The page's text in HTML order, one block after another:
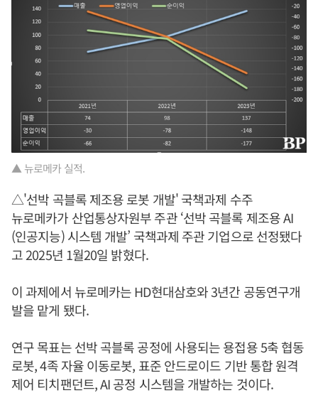
▲ 뉴로메카 실적.
△'선박 곡블록 제조용 로봇 개발' 국책과제 수주
뉴로메카가 산업통상자원부 주관 ‘선박 곡블록 제조용 AI
(인공지능) 시스템 개발’ 국책과제 주관 기업으로 선정됐다
고 2025년 1월20일 밝혔다.
이 과제에서 뉴로메카는 HD현대삼호와 3년간 공동연구개
발을 맡게 됐다.
연구 목표는 선박 곡블록 공정에 사용되는 용접용 5축 협동
로봇, 4족 자율 이동로봇, 표준 안드로이드 기반 통합 원격
제어 티치팬던트, AI 공정 시스템을 개발하는 것이다.